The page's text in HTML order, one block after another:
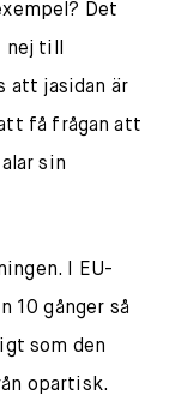
Det
till
att jasidan är
få frågan att
sin
I EU-
10 gånger så
som den
opartisk.